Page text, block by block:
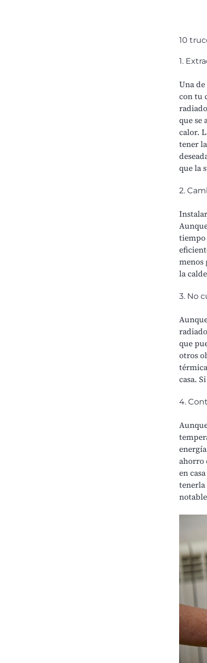
10
1.
Una
con tu
que se
calor.
tener
que la
2.
tiempo
menos
la
3. No
que
otros
casa.
4.
energía
ahorro
en
tenerla